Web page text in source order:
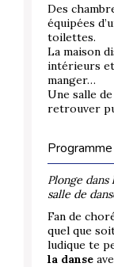
Des
équipées
toilettes.
La maison
intérieurs
manger…
Une salle
retrouver
Programme
Plonge
salle de
Fan de
quel que
ludique te
la danse